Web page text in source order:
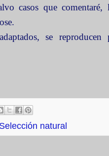
casos que comentaré,
se reproducen
Selección natural